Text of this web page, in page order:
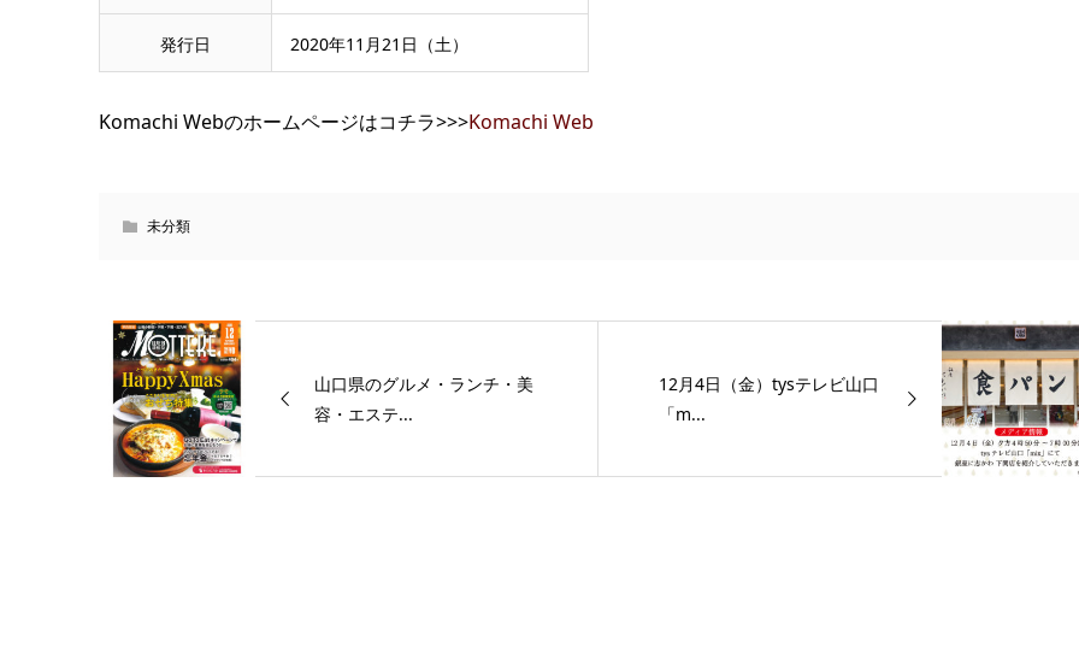
発行日 2020年11月21日（土）
Komachi Webのホームページはコチラ>>>Komachi Web
未分類
山口県のグルメ・ランチ・美
容・エステ...
12月4日（金）tysテレビ山口
「m...